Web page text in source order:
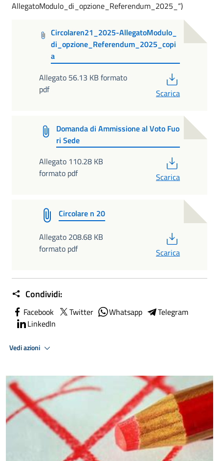
AllegatoModulo_di_opzione_Referendum_2025_“)
Circolaren21_2025-AllegatoModulo_
di_opzione_Referendum_2025_copi
a
Allegato 56.13 KB formato
pdf
Scarica
Domanda di Ammissione al Voto Fuo
ri Sede
Allegato 110.28 KB
formato pdf
Scarica
Circolare n 20
Allegato 208.68 KB
formato pdf
Scarica
Condividi:
Facebook Twitter Whatsapp
Telegram
LinkedIn
Vedi azioni